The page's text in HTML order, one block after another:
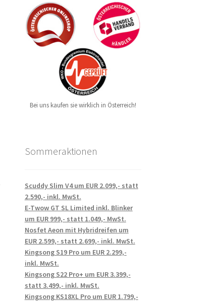
Bei uns kaufen sie wirklich in Österreich!
Sommeraktionen
Scuddy Slim V4 um EUR 2.099,- statt
2.590,- inkl. MwSt.
E-Twow GT SL Limited inkl. Blinker
um EUR 999,- statt 1.049,- MwSt.
Nosfet Aeon mit Hybridreifen um
EUR 2.599,- statt 2.699,- inkl. MwSt.
Kingsong S19 Pro um EUR 2.299,-
inkl. MwSt.
Kingsong S22 Pro+ um EUR 3.399,-
statt 3.499,- inkl. MwSt.
Kingsong KS18XL Pro um EUR 1.799,-